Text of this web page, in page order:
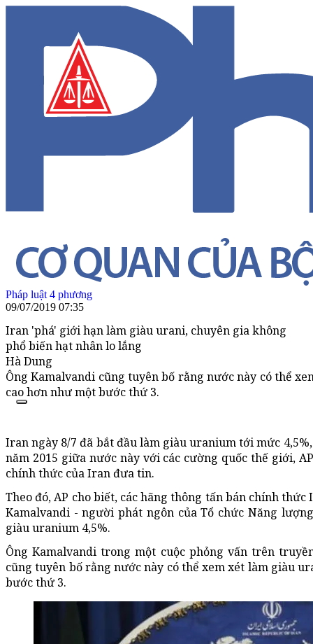
Pháp luật 4 phương
09/07/2019 07:35
Iran 'phá' giới hạn làm giàu urani, chuyên gia không
phổ biến hạt nhân lo lắng
Hà Dung
Ông Kamalvandi cũng tuyên bố rằng nước này có thể
cao hơn như một bước thứ 3.
Iran ngày 8/7 đã bắt đầu làm giàu uranium tới mức
năm 2015 giữa nước này với các cường quốc thế giới,
chính thức của Iran đưa tin.
Theo đó, AP cho biết, các hãng thông tấn bán chính
Kamalvandi - người phát ngôn của Tổ chức Năng
giàu uranium 4,5%.
Ông Kamalvandi trong một cuộc phỏng vấn trên
cũng tuyên bố rằng nước này có thể xem xét làm giàu
bước thứ 3.